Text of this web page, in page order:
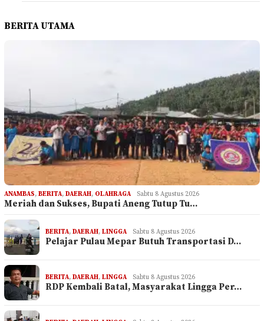
BERITA UTAMA
ANAMBAS, BERITA, DAERAH, OLAHRAGA Sabtu 8 Agustus 2026
Meriah dan Sukses, Bupati Aneng Tutup Tu…
BERITA, DAERAH, LINGGA Sabtu 8 Agustus 2026
Pelajar Pulau Mepar Butuh Transportasi D…
BERITA, DAERAH, LINGGA Sabtu 8 Agustus 2026
RDP Kembali Batal, Masyarakat Lingga Per…